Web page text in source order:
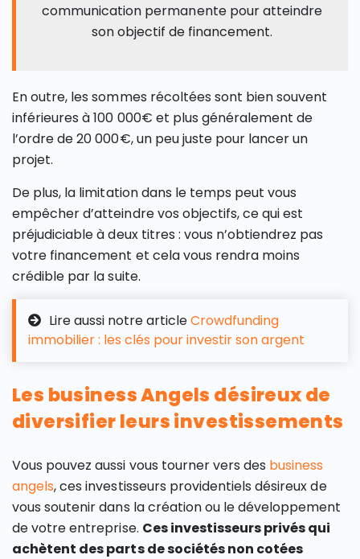
communication permanente pour atteindre
son objectif de financement.
En outre, les sommes récoltées sont bien souvent
inférieures à 100 000€ et plus généralement de
l’ordre de 20 000€, un peu juste pour lancer un
projet.
De plus, la limitation dans le temps peut vous
empêcher d’atteindre vos objectifs, ce qui est
préjudiciable à deux titres : vous n’obtiendrez pas
votre financement et cela vous rendra moins
crédible par la suite.
Lire aussi notre articleCrowdfunding
immobilier : les clés pour investir son argent
Les business Angels désireux de
diversifier leurs investissements
Vous pouvez aussi vous tourner vers des business
angels, ces investisseurs providentiels désireux de
vous soutenir dans la création ou le développement
de votre entreprise. Ces investisseurs privés qui
achètent des parts de sociétés non cotées